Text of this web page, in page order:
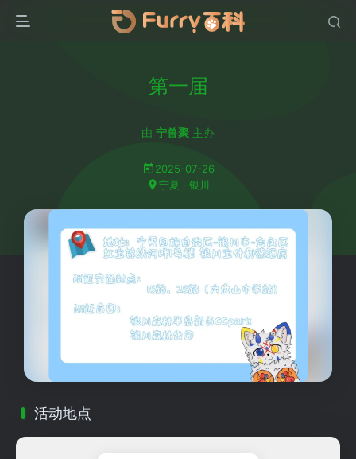
第一届
由 宁兽聚 主办
2025-07-26
宁夏 · 银川
活动地点